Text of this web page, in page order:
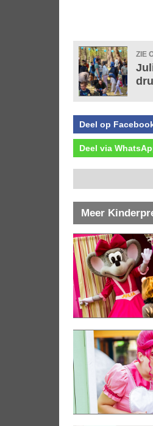
ZIE
Deel op
Deel via
Meer